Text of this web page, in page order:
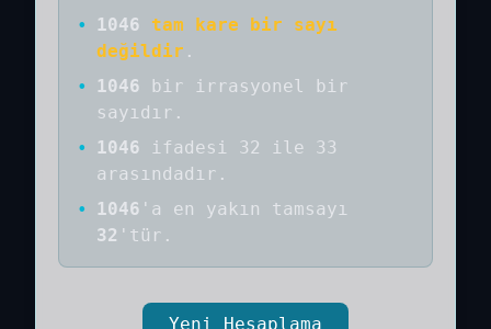
• 1046
tam kare bir sayı
değildir .
•
1046 bir
irrasyonel bir
sayıdır .
•
1046
ifadesi 32 ile 33
arasındadır.
•
1046 'a en yakın tamsayı
32 'tür.
Yeni Hesaplama